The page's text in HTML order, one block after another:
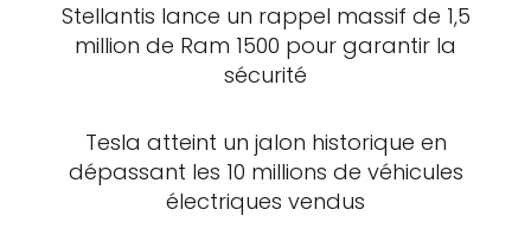
Stellantis lance un rappel massif de 1,5
million de Ram 1500 pour garantir la
sécurité
Tesla atteint un jalon historique en
dépassant les 10 millions de véhicules
électriques vendus